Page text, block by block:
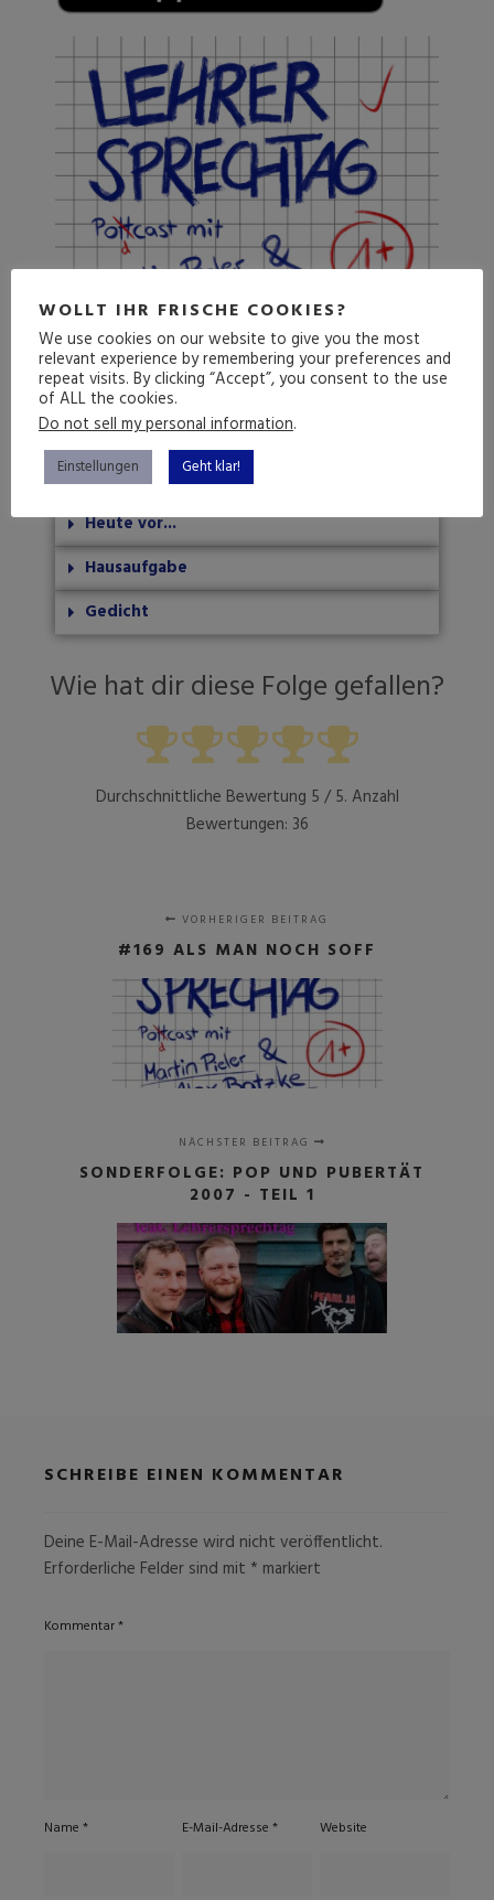
Heute vor...
Hausaufgabe
Gedicht
Wie hat dir diese Folge gefallen?
Durchschnittliche Bewertung 5 / 5. Anzahl
Bewertungen: 36
VORHERIGER BEITRAG
#169 ALS MAN NOCH SOFF
NÄCHSTER BEITRAG
SONDERFOLGE: POP UND PUBERTÄT
2007 - TEIL 1
SCHREIBE EINEN KOMMENTAR
Deine E-Mail-Adresse wird nicht veröffentlicht.
Erforderliche Felder sind mit * markiert
Kommentar*
Name * E-Mail-Adresse* Website
WOLLT IHR FRISCHE COOKIES?
We use cookies on our website to give you the most
relevant experience by remembering your preferences and
repeat visits. By clicking “Accept”, you consent to the use
of ALL the cookies.
Do not sell my personal information.
Einstellungen Geht klar!